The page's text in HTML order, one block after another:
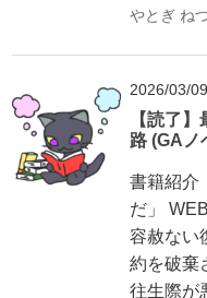
やとぎ ね
2026/03/09
【読了
路 (GAノ
書籍紹介
だ」
容赦ない
約を破棄
往生際が